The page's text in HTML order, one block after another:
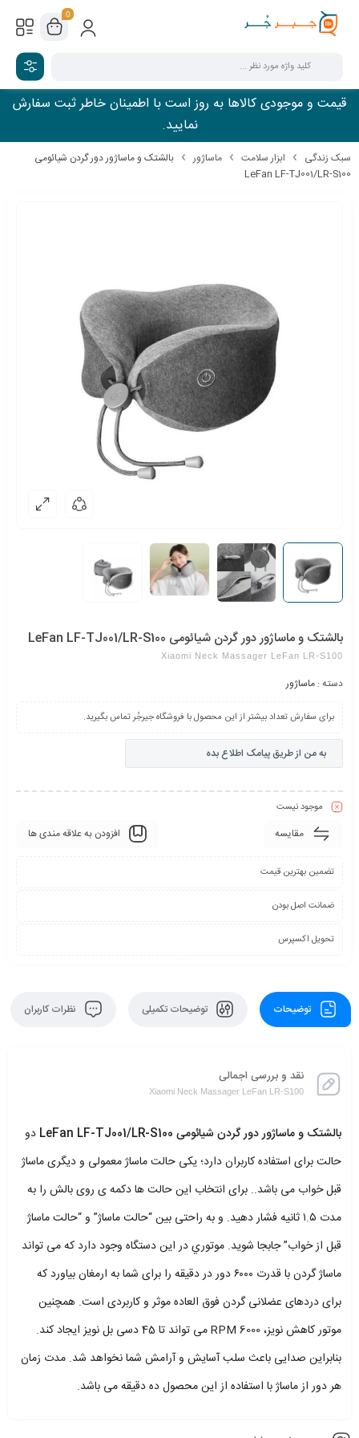
0
قیمت و موجودی کالاها به روز است با اطمینان خاطر ثبت سفارش
نمایید.
سبک زندگی ابزار سلامت ماساژور
بالشتک و ماساژور دور گردن شیائومی
LeFan LF-TJ001/LR-S100
بالشتک و ماساژور دور گردن شیائومی LeFan LF-TJ001/LR-S100
Xiaomi Neck Massager LeFan LR-S100
دسته : ماساژور
برای سفارش تعداد بیشتر از این محصول با فروشگاه جیرجُر تماس بگیرید.
به من از طریق پیامک اطلاع بده
موجود نیست
مقایسه افزودن به علاقه مندی ها
تضمین بهترین قیمت
ضمانت اصل بودن
تحویل اکسپرس
توضیحات توضیحات تکمیلی نظرات کاربران
نقد و بررسی اجمالی
Xiaomi Neck Massager LeFan LR-S100
بالشتک و ماساژور دور گردن شیائومی LeFan LF-TJ001/LR-S100
دو
حالت برای استفاده کاربران دارد؛ یکی حالت ماساژ معمولی و دیگری ماساژ
قبل خواب می باشد.. برای انتخاب این حالت ها دکمه ی روی بالش را به
مدت ۱.۵ ثانیه فشار دهید. و به راحتی بین “حالت ماساژ” و “حالت ماساژ
قبل از خواب” جابجا شوید. موتوري در این دستگاه وجود دارد که می تواند
ماساژ گردن با قدرت ۶۰۰۰ دور در دقیقه را برای شما به ارمغان بیاورد که
برای دردهای عضلانی گردن فوق العاده موثر و کاربردی است. همچنین
موتور کاهش نویز، 6000 RPM می تواند تا 45 دسی بل نویز ایجاد کند.
بنابراین صدایی باعث سلب آسایش و آرامش شما نخواهد شد. مدت زمان
هر دور از ماساژ با استفاده از این محصول ده دقیقه می باشد.